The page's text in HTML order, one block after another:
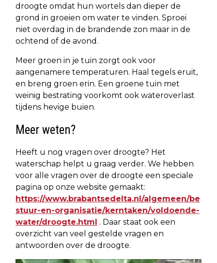
droogte omdat hun wortels dan dieper de
grond in groeien om water te vinden. Sproei
niet overdag in de brandende zon maar in de
ochtend of de avond.
Meer groen in je tuin zorgt ook voor
aangenamere temperaturen. Haal tegels eruit,
en breng groen erin. Een groene tuin met
weinig bestrating voorkomt ook wateroverlast
tijdens hevige buien.
Meer weten?
Heeft u nog vragen over droogte? Het
waterschap helpt u graag verder. We hebben
voor alle vragen over de droogte een speciale
pagina op onze website gemaakt:
https://www.brabantsedelta.nl/algemeen/be
stuur-en-organisatie/kerntaken/voldoende-
water/droogte.html . Daar staat ook een
overzicht van veel gestelde vragen en
antwoorden over de droogte.